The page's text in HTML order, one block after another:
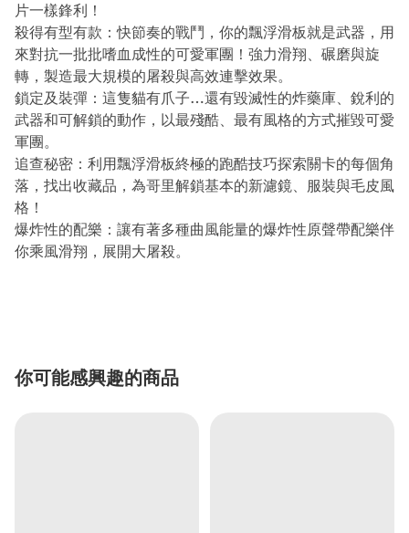
片一樣鋒利！
殺得有型有款：快節奏的戰鬥，你的飄浮滑板就是武器，用
來對抗一批批嗜血成性的可愛軍團！強力滑翔、碾磨與旋
轉，製造最大規模的屠殺與高效連擊效果。
鎖定及裝彈：這隻貓有爪子…還有毀滅性的炸藥庫、銳利的
武器和可解鎖的動作，以最殘酷、最有風格的方式摧毀可愛
軍團。
追查秘密：利用飄浮滑板終極的跑酷技巧探索關卡的每個角
落，找出收藏品，為哥里解鎖基本的新濾鏡、服裝與毛皮風
格！
爆炸性的配樂：讓有著多種曲風能量的爆炸性原聲帶配樂伴
你乘風滑翔，展開大屠殺。
你可能感興趣的商品